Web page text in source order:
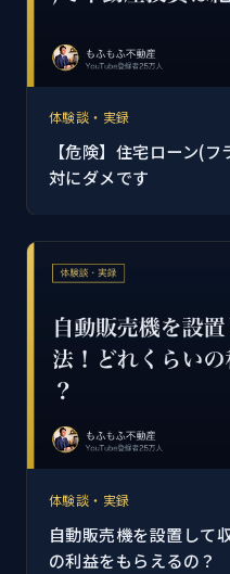
体験談・実録
【危険】住宅ローン(
対にダメです
体験談・実録
自動販売機を設置して
の利益をもらえるの？